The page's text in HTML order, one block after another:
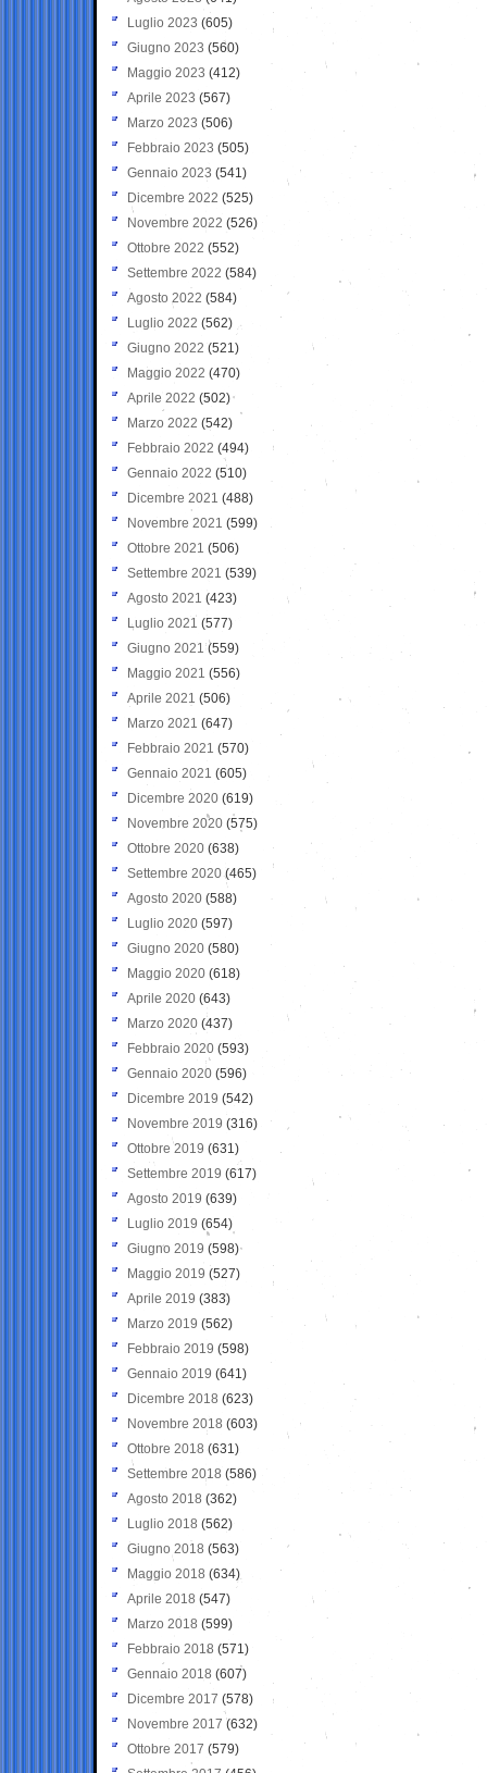
Luglio 2023 (605)
Giugno 2023 (560)
Maggio 2023 (412)
Aprile 2023 (567)
Marzo 2023 (506)
Febbraio 2023 (505)
Gennaio 2023 (541)
Dicembre 2022 (525)
Novembre 2022 (526)
Ottobre 2022 (552)
Settembre 2022 (584)
Agosto 2022 (584)
Luglio 2022 (562)
Giugno 2022 (521)
Maggio 2022 (470)
Aprile 2022 (502)
Marzo 2022 (542)
Febbraio 2022 (494)
Gennaio 2022 (510)
Dicembre 2021 (488)
Novembre 2021 (599)
Ottobre 2021 (506)
Settembre 2021 (539)
Agosto 2021 (423)
Luglio 2021 (577)
Giugno 2021(559)
Maggio 2021 (556)
Aprile 2021 (506)
Marzo 2021 (647)
Febbraio 2021 (570)
Gennaio 2021 (605)
Dicembre 2020 (619)
Novembre 2020 (575)
Ottobre 2020 (638)
Settembre 2020(465)
Agosto 2020 (588)
Luglio 2020 (597)
Giugno 2020 (580)
Maggio 2020 (618)
Aprile 2020 (643)
Marzo 2020 (437)
Febbraio 2020 (593)
Gennaio 2020 (596)
Dicembre 2019 (542)
Novembre 2019 (316)
Ottobre 2019 (631)
Settembre 2019 (617)
Agosto 2019 (639)
Luglio 2019 (654)
Giugno 2019 (598)
Maggio 2019 (527)
Aprile 2019 (383)
Marzo 2019 (562)
Febbraio 2019 (598)
Gennaio 2019 (641)
Dicembre 2018 (623)
Novembre 2018 (603)
Ottobre 2018 (631)
Settembre 2018 (586)
Agosto 2018 (362)
Luglio 2018 (562)
Giugno 2018 (563)
Maggio 2018 (634)
Aprile 2018 (547)
Marzo 2018 (599)
Febbraio 2018 (571)
Gennaio 2018 (607)
Dicembre 2017 (578)
Novembre 2017 (632)
Ottobre 2017 (579)